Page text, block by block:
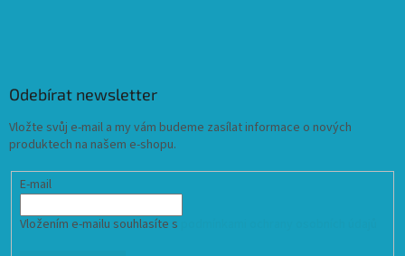
Odebírat newsletter
Vložte svůj e-mail a my vám budeme zasílat informace o nových
produktech na našem e-shopu.
E-mail
Vložením e-mailu souhlasíte s